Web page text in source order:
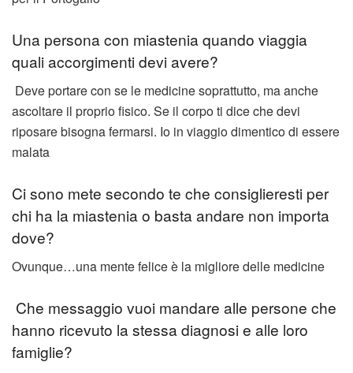
Una persona con miastenia quando viaggia
quali accorgimenti devi avere?
Deve portare con se le medicine soprattutto, ma anche
ascoltare il proprio fisico. Se il corpo ti dice che devi
riposare bisogna fermarsi. Io in viaggio dimentico di essere
malata
Ci sono mete secondo te che consiglieresti per
chi ha la miastenia o basta andare non importa
dove?
Ovunque…una mente felice è la migliore delle medicine
Che messaggio vuoi mandare alle persone che
hanno ricevuto la stessa diagnosi e alle loro
famiglie?